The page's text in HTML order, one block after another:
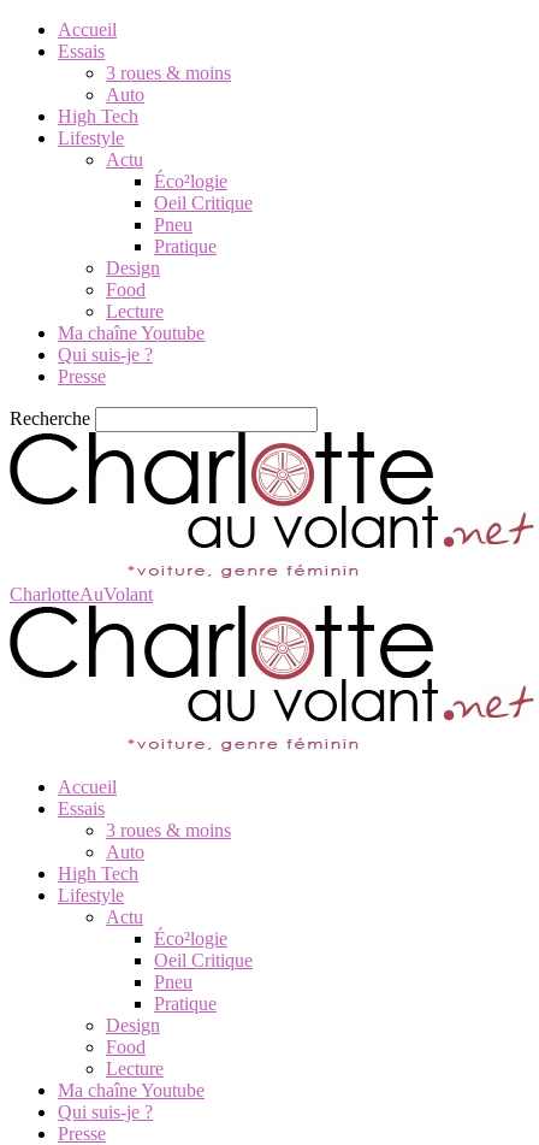
Accueil
Essais
3 roues & moins
Auto
High Tech
Lifestyle
Actu
Éco²logie
Oeil Critique
Pneu
Pratique
Design
Food
Lecture
Ma chaîne Youtube
Qui suis-je ?
Presse
Recherche
CharlotteAuVolant
Accueil
Essais
3 roues & moins
Auto
High Tech
Lifestyle
Actu
Éco²logie
Oeil Critique
Pneu
Pratique
Design
Food
Lecture
Ma chaîne Youtube
Qui suis-je ?
Presse